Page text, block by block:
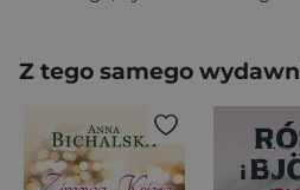
Z tego samego